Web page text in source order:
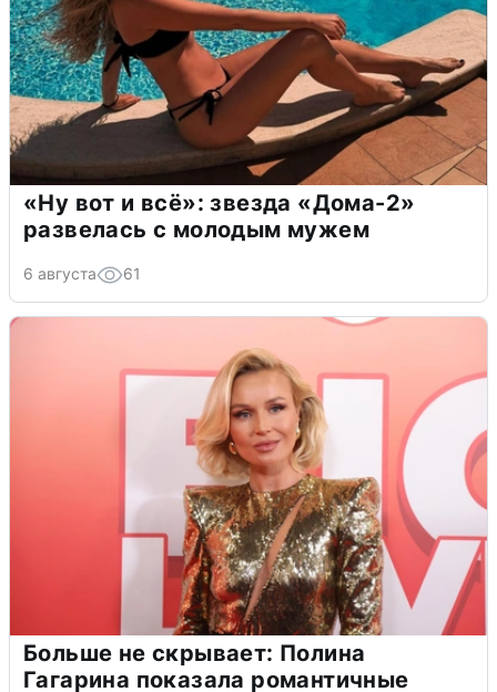
«Ну вот и всё»: звезда «Дома-2»
развелась с молодым мужем
6 августа 61
Больше не скрывает: Полина
Гагарина показала романтичные